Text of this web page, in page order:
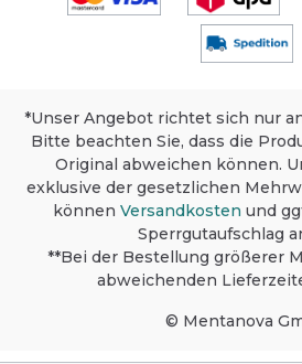
konzentriert. Entkalkung, hartnäckiger
Schmutz, Verkrustungen,
Unverdünnt einsetzen.
Umweltschutz Sicherheit: Dieses Produkt ist
für den gewerblichen
Von Kindern fernhalten.
Produkten mischen. Bei
Anwendung empfiehlt sich
Handschuhen.
Anfrage für berufsmäßige
erhältlich. Produktcode: GS 20 Lagerung:
im Originalgebinde und
Sonneneinstrahlung meiden. Umweltschutz:
*Unser Angebot richtet sich nur
Bitte beachten Sie, dass die
Original abweichen können.
exklusive der gesetzlichen
können Versandkosten und
Sperrgutaufschlag
**Bei der Bestellung größerer
abweichenden
© Mentanova